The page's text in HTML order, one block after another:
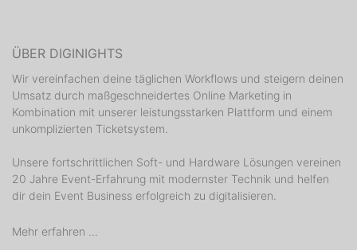
ÜBER DIGINIGHTS
Wir vereinfachen deine täglichen Workflows und steigern deinen
Umsatz durch maßgeschneidertes Online Marketing in
Kombination mit unserer leistungsstarken Plattform und einem
unkomplizierten Ticketsystem.
Unsere fortschrittlichen Soft- und Hardware Lösungen vereinen
20 Jahre Event-Erfahrung mit modernster Technik und helfen
dir dein Event Business erfolgreich zu digitalisieren.
Mehr erfahren ...